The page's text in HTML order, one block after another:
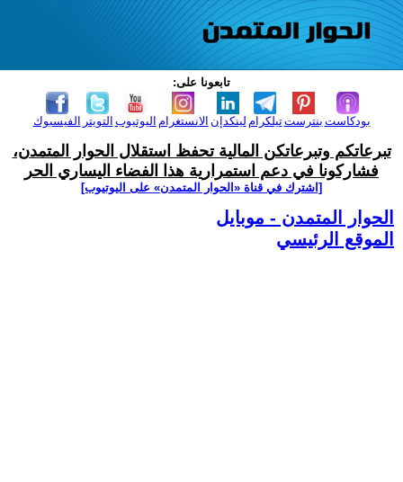
تابعونا على:
الفيسبوك التويتر اليوتيوب الانستغرام لينكدإن تيلكرامبنترست بودكاست
تبرعاتكم وتبرعاتكن المالية تحفظ استقلال الحوار المتمدن،
فشاركونا في دعم استمرارية هذا الفضاء اليساري الحر
[اشترك في قناة ‫«الحوار المتمدن» على اليوتيوب]
الحوار المتمدن - موبايل
الموقع الرئيسي